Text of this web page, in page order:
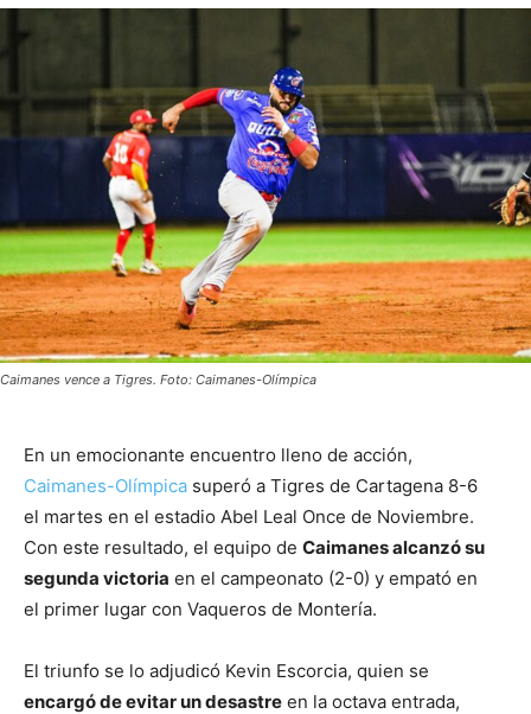
Caimanes vence a Tigres. Foto: Caimanes-Olímpica
En un emocionante encuentro lleno de acción,
Caimanes-Olímpica superó a Tigres de Cartagena 8-6
el martes en el estadio Abel Leal Once de Noviembre.
Con este resultado, el equipo de Caimanes alcanzó su
segunda victoria en el campeonato (2-0) y empató en
el primer lugar con Vaqueros de Montería.
El triunfo se lo adjudicó Kevin Escorcia, quien se
encargó de evitar un desastre en la octava entrada,